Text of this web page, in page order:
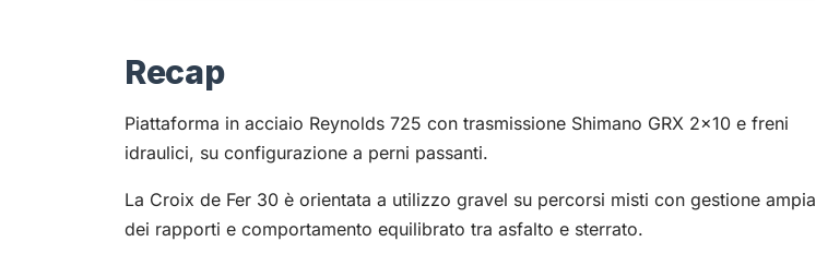
Recap
Piattaforma in acciaio Reynolds 725 con trasmissione Shimano GRX 2×10 e freni
idraulici, su configurazione a perni passanti.
La Croix de Fer 30 è orientata a utilizzo gravel su percorsi misti con gestione ampia
dei rapporti e comportamento equilibrato tra asfalto e sterrato.